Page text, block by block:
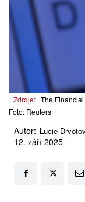
Zdroje: The Financial
Foto: Reuters
Autor: Lucie
12. září 2025